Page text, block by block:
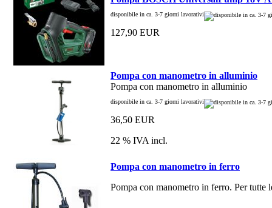
disponibile in ca. 3-7 giorni lavorativi
127,90 EUR
Pompa con manometro in alluminio
Pompa con manometro in alluminio
disponibile in ca. 3-7 giorni lavorativi
36,50 EUR
22 % IVA incl.
Pompa con manometro in ferro
Pompa con manometro in ferro. Per tutte